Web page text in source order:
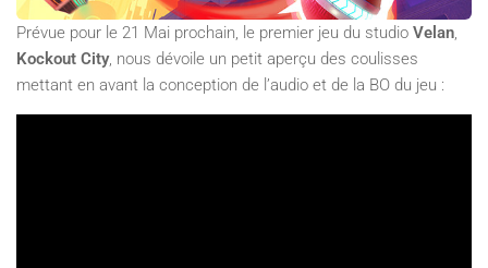
Prévue pour le 21 Mai prochain, le premier jeu du studio Velan,
Kockout City, nous dévoile un petit aperçu des coulisses
mettant en avant la conception de l’audio et de la BO du jeu :